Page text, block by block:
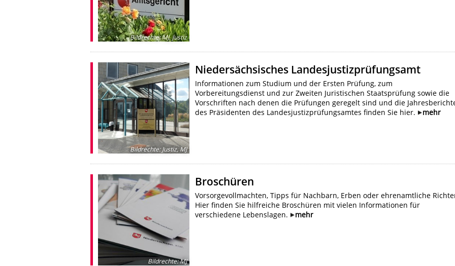
Bildrechte:MJ, Justiz
Bildrechte:Justiz, MJ
Niedersächsisches Landesjustizprüfungsamt
Informationen zum Studium und der Ersten Prüfung, zum
Vorbereitungsdienst und zur Zweiten Juristischen Staatsprüfung sowie die
Vorschriften nach denen die Prüfungen geregelt sind und die
des Präsidenten des Landesjustizprüfungsamtes finden Sie hier.
mehr
Bildrechte:MJ
Broschüren
Vorsorgevollmachten, Tipps für Nachbarn, Erben oder ehrenamtliche
Hier finden Sie hilfreiche Broschüren mit vielen Informationen für
verschiedene Lebenslagen.
mehr